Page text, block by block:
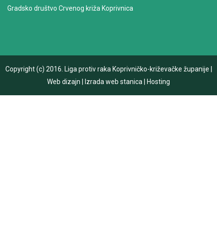
Gradsko društvo Crvenog križa Koprivnica
Copyright (c) 2016. Liga protiv raka Koprivničko-križevačke županije
Web dizajn
Izrada web stanica Hosting